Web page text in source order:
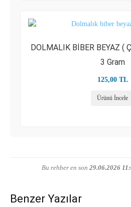
DOLMALIK BİBER BEYAZ (
3 Gram
125,00 TL
Ürünü İncele
Bu rehber en son 29.06.2026
Benzer Yazılar